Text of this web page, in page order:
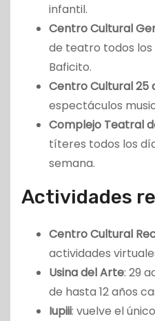
infantil.
Centro Cultural
de teatro todos los
Baficito.
Centro Cultural 25
espectáculos
Complejo Teatral
títeres todos los
semana.
Actividades
Centro Cultural
actividades
Usina del Arte: 29
de hasta 12 años
Iupiii: vuelve el